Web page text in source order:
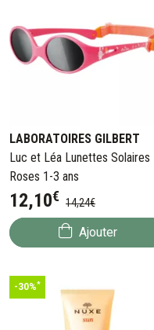
LABORATOIRES GILBERT
Luc et Léa Lunettes Solaires
Roses 1-3 ans
12,10€ 14,24€
Ajouter
-30%*